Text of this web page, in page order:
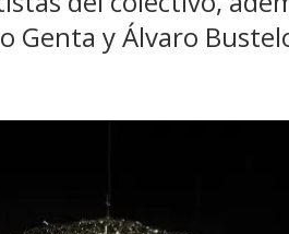
Genta y Álvaro